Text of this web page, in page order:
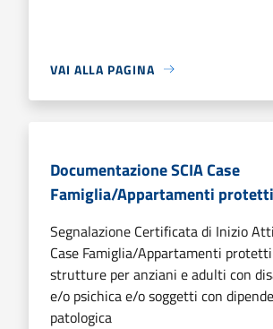
VAI ALLA PAGINA
Documentazione SCIA Case
Famiglia/Appartamenti protetti
Segnalazione Certificata di Inizio
Case Famiglia/Appartamenti
strutture per anziani e adulti con
e/o psichica e/o soggetti con
patologica